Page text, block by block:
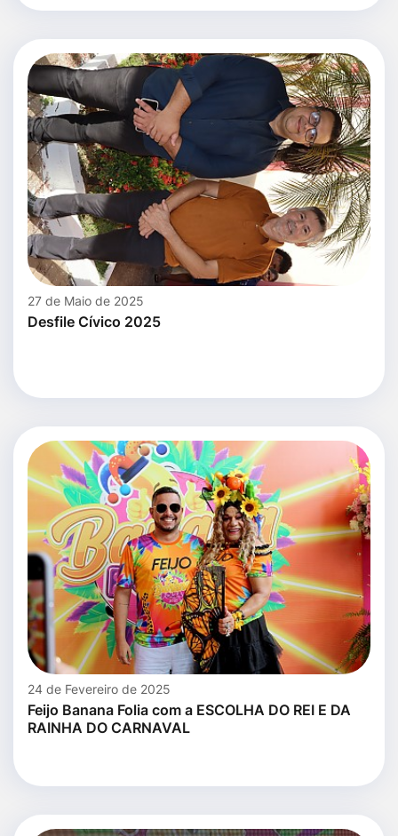
27 de Maio de 2025
Desfile Cívico 2025
24 de Fevereiro de 2025
Feijo Banana Folia com a ESCOLHA DO REI E DA
RAINHA DO CARNAVAL